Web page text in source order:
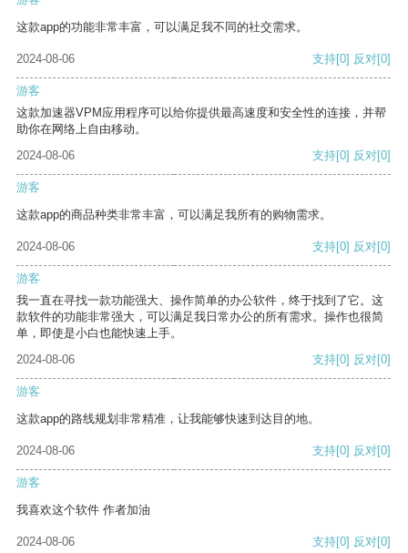
这款app的功能非常丰富，可以满足我不同的社交需求。
2024-08-06 支持[0] 反对[0]
游客
这款加速器VPM应用程序可以给你提供最高速度和安全性的连接，并帮
助你在网络上自由移动。
2024-08-06
支持[0] 反对[0]
游客
这款app的商品种类非常丰富，可以满足我所有的购物需求。
2024-08-06 支持[0] 反对[0]
游客
我一直在寻找一款功能强大、操作简单的办公软件，终于找到了它。这
款软件的功能非常强大，可以满足我日常办公的所有需求。操作也很简
单，即使是小白也能快速上手。
2024-08-06
支持[0] 反对[0]
游客
这款app的路线规划非常精准，让我能够快速到达目的地。
2024-08-06 支持[0] 反对[0]
游客
我喜欢这个软件 作者加油
2024-08-06 支持[0] 反对[0]